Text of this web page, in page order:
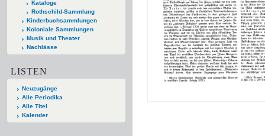
Kataloge
Rothschild-Sammlung
Kinderbuchsammlungen
Koloniale Sammlungen
Musik und Theater
Nachlässe
LISTEN
Neuzugänge
Alle Periodika
Alle Titel
Kalender